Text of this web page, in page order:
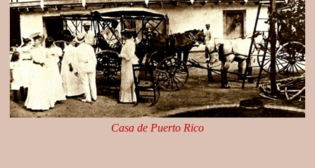
Casa de Puerto Rico